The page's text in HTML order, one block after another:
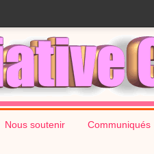
Nous soutenir Communiqués